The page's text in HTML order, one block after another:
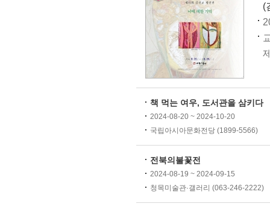
(
책 먹는 여우, 도서관을 삼키다
2024-08-20 ~ 2024-10-20
국립아시아문화전당 (1899-5566)
전북의불꽃전
2024-08-19 ~ 2024-09-15
청목미술관·갤러리 (063-246-2222)